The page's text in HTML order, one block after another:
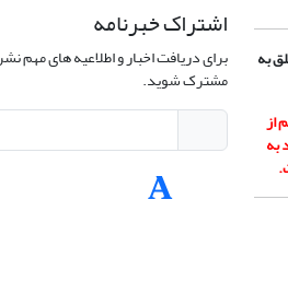
به
از
به
اشتراک خبرنامه
برای دریافت اخبار و اطلاعیه های مهم
مشترک شوید.